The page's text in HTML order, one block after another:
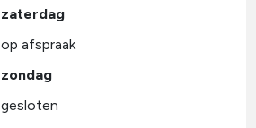
zaterdag
op afspraak
zondag
gesloten